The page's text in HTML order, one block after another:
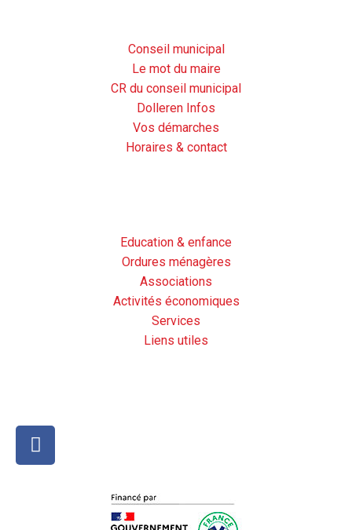
Conseil municipal
Le mot du maire
CR du conseil municipal
Dolleren Infos
Vos démarches
Horaires & contact
Education & enfance
Ordures ménagères
Associations
Activités économiques
Services
Liens utiles